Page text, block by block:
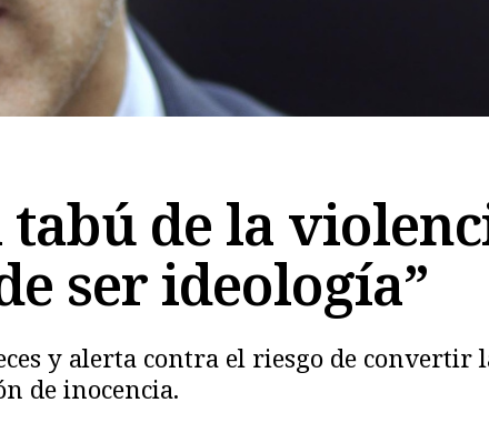
tabú de la
ser ideología”
y alerta contra el riesgo de convertir
de inocencia.